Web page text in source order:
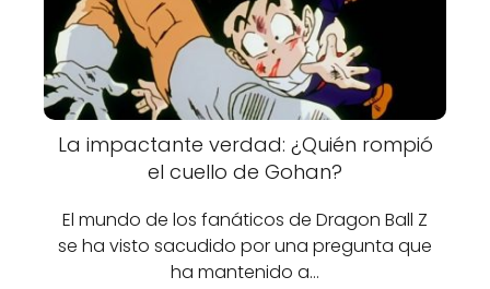
La impactante verdad: ¿Quién rompió
el cuello de Gohan?
El mundo de los fanáticos de Dragon Ball Z
se ha visto sacudido por una pregunta que
ha mantenido a…